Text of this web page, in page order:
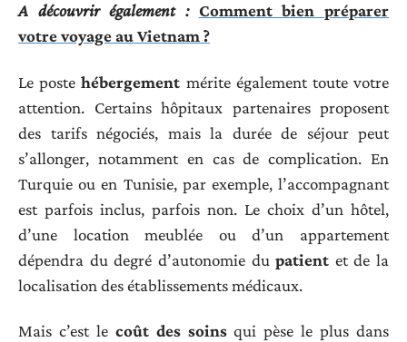
A découvrir également : Comment bien préparer
votre voyage au Vietnam ?
Le postehébergement mérite également toute votre
attention. Certains hôpitaux partenaires proposent
des tarifs négociés, mais la durée de séjour peut
s’allonger, notamment en cas de complication. En
Turquie ou en Tunisie, par exemple, l’accompagnant
est parfois inclus, parfois non. Le choix d’un hôtel,
d’une location meublée ou d’un appartement
dépendra du degré d’autonomie dupatient et de la
localisation des établissements médicaux.
Mais c’est le coût des soinsqui pèse le plus dans